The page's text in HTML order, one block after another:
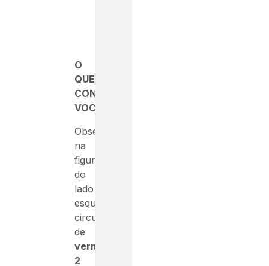
O
QUE
CONFUNDE
VOCÊ:
Observe
na
figura
do
lado
esquerdo
circulado
de
vermelho
2